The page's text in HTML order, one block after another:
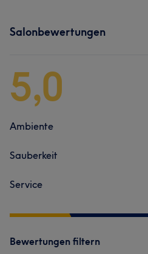
Salonbewertungen
5,0
Ambiente
Sauberkeit
Service
Bewertungen filtern